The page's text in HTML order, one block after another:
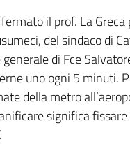
il prof. La
del sindaco di
di Fce
uno ogni 5 minuti.
della metro
significa